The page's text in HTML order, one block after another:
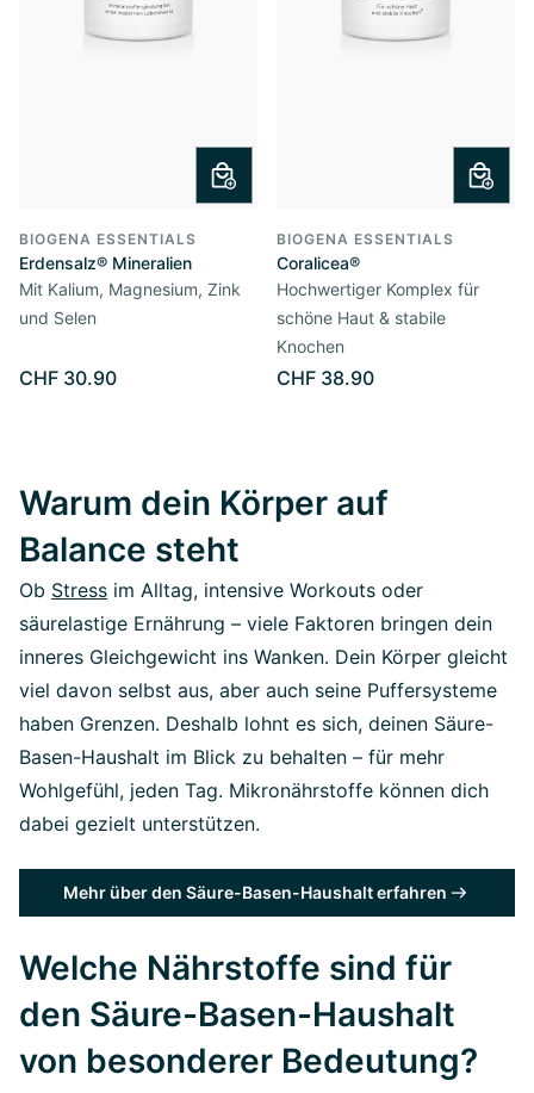
BIOGENA ESSENTIALS
Erdensalz® Mineralien
Mit Kalium, Magnesium, Zink
und Selen
CHF 30.90
BIOGENA ESSENTIALS
Coralicea®
Hochwertiger Komplex für
schöne Haut & stabile
Knochen
CHF 38.90
Warum dein Körper auf
Balance steht
Ob Stress im Alltag, intensive Workouts oder
säurelastige Ernährung – viele Faktoren bringen dein
inneres Gleichgewicht ins Wanken. Dein Körper gleicht
viel davon selbst aus, aber auch seine Puffersysteme
haben Grenzen. Deshalb lohnt es sich, deinen Säure-
Basen-Haushalt im Blick zu behalten – für mehr
Wohlgefühl, jeden Tag. Mikronährstoffe können dich
dabei gezielt unterstützen.
Mehr über den Säure-Basen-Haushalt erfahren
Welche Nährstoffe sind für
den Säure-Basen-Haushalt
von besonderer Bedeutung?